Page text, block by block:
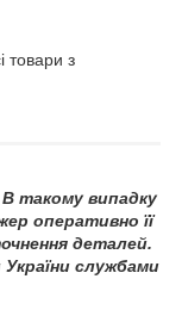
товари з
такому випадку
оперативно її
деталей.
України службами